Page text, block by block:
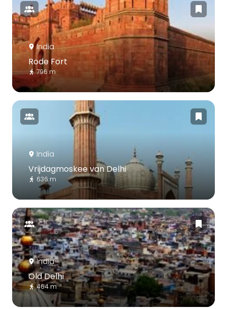
India
Rode Fort
796 m
India
Vrijdagmoskee van Delhi
636 m
India
Old Delhi
464 m